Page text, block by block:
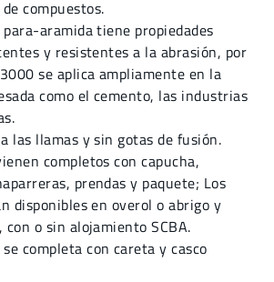
compuestos.
aramida tiene propiedades
y resistentes a la abrasión, por
se aplica ampliamente en la
como el cemento, las industrias
las llamas y sin gotas de fusión.
completos con capucha,
prendas y paquete; Los
disponibles en overol o abrigo y
con o sin alojamiento SCBA.
se completa con careta y casco